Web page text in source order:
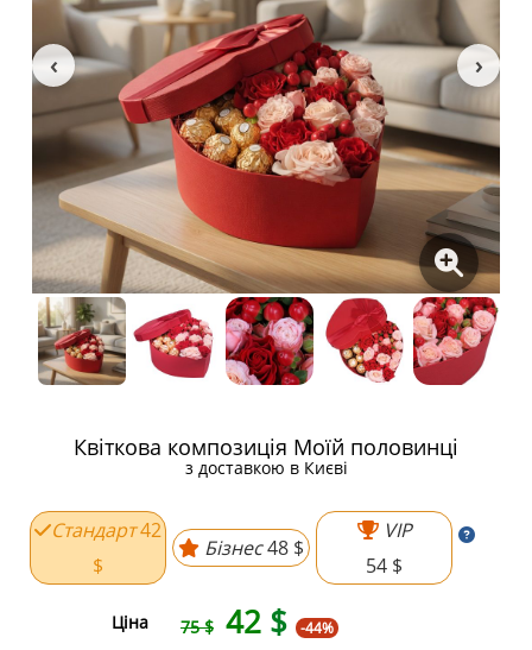
Квіткова композиція Моїй половинці
з доставкою в Києві
Стандарт42
$
Бізнес48 $
VIP
54 $
Ціна 75 $ 42 $ -44%